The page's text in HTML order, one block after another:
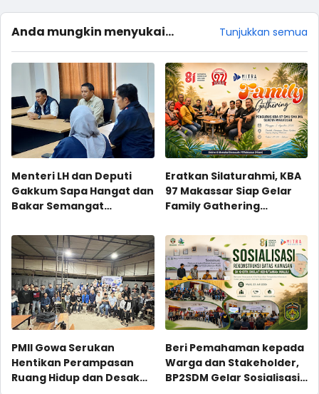
Anda mungkin menyukai
postingan ini
Tunjukkan semua
Menteri LH dan Deputi
Gakkum Sapa Hangat dan
Bakar Semangat
Wilayah Sulawesi
Eratkan Silaturahmi, KBA
97 Makassar Siap Gelar
Family Gathering
PMII Gowa Serukan
Hentikan Perampasan
Ruang Hidup dan Desak
Beri Pemahaman kepada
Warga dan Stakeholder,
BP2SDM Gelar Sosialisasi